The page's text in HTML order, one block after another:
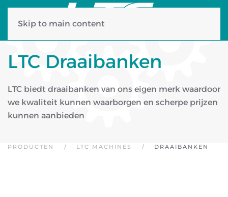
Skip to main content
LTC Draaibanken
LTC biedt draaibanken van ons eigen merk waardoor
we kwaliteit kunnen waarborgen en scherpe prijzen
kunnen aanbieden
PRODUCTEN LTC MACHINES DRAAIBANKEN